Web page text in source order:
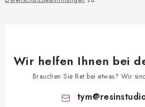
Wir helfen Ihnen bei
Brauchen Sie Rat bei etwas? Wir
tym@